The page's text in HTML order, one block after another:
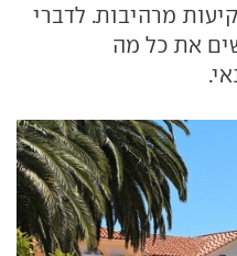
מרהיבות. לדברי
את כל מה